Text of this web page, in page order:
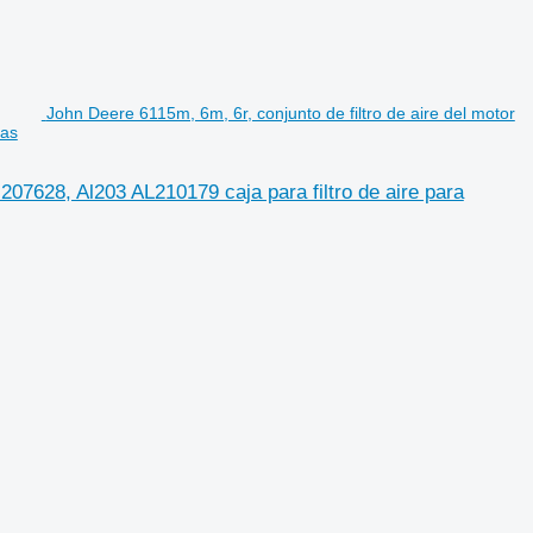
John Deere 6115m, 6m, 6r, conjunto de filtro de aire del motor
Al203 AL210179 caja para filtro de aire para